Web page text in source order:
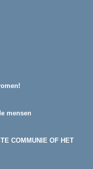
mensen
COMMUNIE OF HET